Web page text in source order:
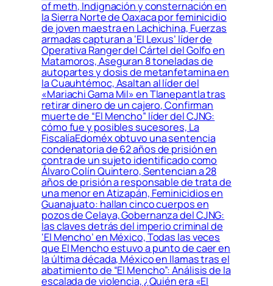
of meth, Indignación y consternación en
la Sierra Norte de Oaxaca por feminicidio
de joven maestra en Lachichina, Fuerzas
armadas capturan a ‘El Lexus’ líder de
Operativa Ranger del Cártel del Golfo en
Matamoros, Aseguran 8 toneladas de
autopartes y dosis de metanfetamina en
la Cuauhtémoc, Asaltan al líder del
«Mariachi Gama Mil» en Tlanepantla tras
retirar dinero de un cajero, Confirman
muerte de “El Mencho” líder del CJNG:
cómo fue y posibles sucesores, La
FiscalíaEdoméx obtuvo una sentencia
condenatoria de 62 años de prisión en
contra de un sujeto identificado como
Álvaro Colín Quintero, Sentencian a 28
años de prisión a responsable de trata de
una menor en Atizapán, Feminicidios en
Guanajuato: hallan cinco cuerpos en
pozos de Celaya, Gobernanza del CJNG:
las claves detrás del imperio criminal de
‘El Mencho’ en México, Todas las veces
que El Mencho estuvo a punto de caer en
la última década, México en llamas tras el
abatimiento de “El Mencho”: Análisis de la
escalada de violencia, ¿Quién era «El